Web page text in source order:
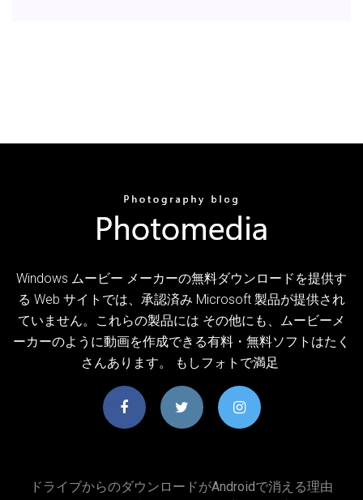
Windows ムービー メーカーの無料ダウンロードを提供す
る Web サイトでは、承認済み Microsoft 製品が提供され
ていません。これらの製品には その他にも、ムービーメ
ーカーのように動画を作成できる有料・無料ソフトはたく
さんあります。 もしフォトで満足
ドライブからのダウンロードがAndroidで消える理由